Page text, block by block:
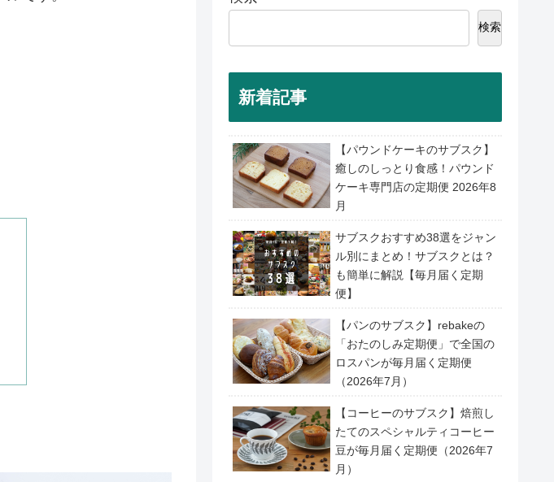
検索
新着記事
【パウンドケーキのサブスク】
癒しのしっとり食感！パウンド
ケーキ専門店の定期便 2026年8
月
サブスクおすすめ38選をジャン
ル別にまとめ！サブスクとは？
も簡単に解説【毎月届く定期
便】
【パンのサブスク】rebakeの
「おたのしみ定期便」で全国の
ロスパンが毎月届く定期便
（2026年7月）
【コーヒーのサブスク】焙煎し
たてのスペシャルティコーヒー
豆が毎月届く定期便（2026年7
月）